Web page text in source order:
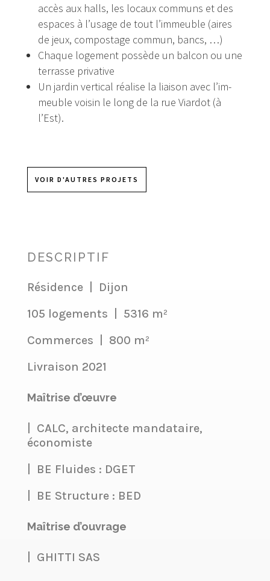
accès aux halls, les locaux communs et des
espaces à l’usage de tout l’immeuble (aires
de jeux, compostage commun, bancs, …)
Chaque logement possède un balcon ou une
terrasse privative
Un jardin vertical réalise la liaison avec l’im­
meuble voisin le long de la rue Viardot (à
l’Est).
VOIR D'AUTRES PROJETS
DESCRIPTIF
Résidence | Dijon
105 logements | 5316 m²
Commerces | 800 m²
Livraison 2021
Maîtrise d’œuvre
| CALC, architecte mandataire,
économiste
| BE Fluides : DGET
| BE Structure : BED
Maîtrise d’ouvrage
GHITTI SAS